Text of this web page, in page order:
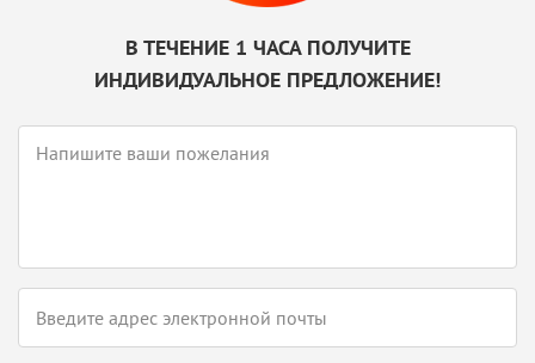
В ТЕЧЕНИЕ 1 ЧАСА ПОЛУЧИТЕ
ИНДИВИДУАЛЬНОЕ ПРЕДЛОЖЕНИЕ!